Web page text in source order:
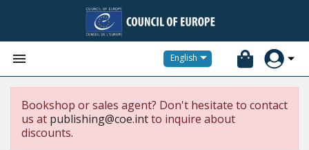
 English
Bookshop or sales agent? Don't hesitate to contact
us at publishing@coe.intto inquire about
discounts.